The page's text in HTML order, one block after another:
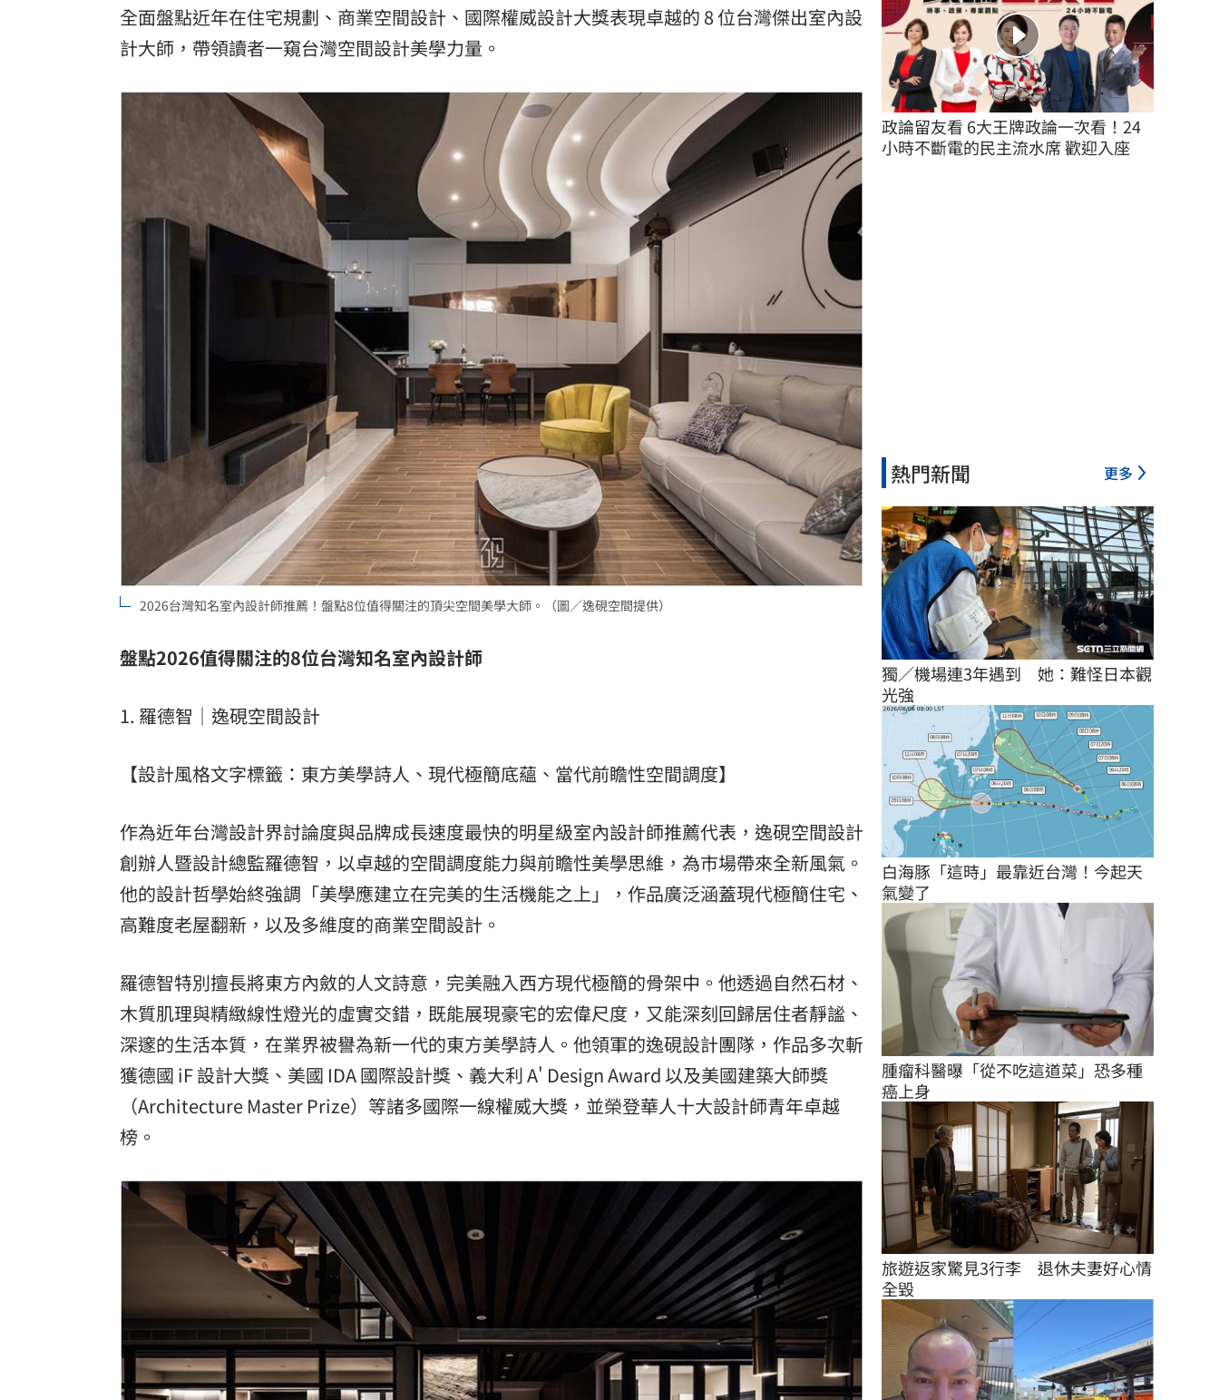
LIVE三立+24小時直播 15:27
三立iNEWS新聞台線上直播 18:00
理想混蛋號召粉絲跨海追星吃美食！ 18:15
全面盤點近年在住宅規劃、商業空間設計、國際權威設計大獎表現卓越的 8 位台灣傑出室內設
計大師，帶領讀者一窺台灣空間設計美學力量。
2026台灣知名室內設計師推薦！盤點8位值得關注的頂尖空間美學大師。（圖／逸硯空間提供）
盤點2026值得關注的8位台灣知名室內設計師
1. 羅德智｜逸硯空間設計
【設計風格文字標籤：東方美學詩人、現代極簡底蘊、當代前瞻性空間調度】
作為近年台灣設計界討論度與品牌成長速度最快的明星級室內設計師推薦代表，逸硯空間設計
創辦人暨設計總監羅德智，以卓越的空間調度能力與前瞻性美學思維，為市場帶來全新風氣。
他的設計哲學始終強調「美學應建立在完美的生活機能之上」，作品廣泛涵蓋現代極簡住宅、
高難度老屋翻新，以及多維度的商業空間設計。
羅德智特別擅長將東方內斂的人文詩意，完美融入西方現代極簡的骨架中。他透過自然石材、
木質肌理與精緻線性燈光的虛實交錯，既能展現豪宅的宏偉尺度，又能深刻回歸居住者靜謐、
深邃的生活本質，在業界被譽為新一代的東方美學詩人。他領軍的逸硯設計團隊，作品多次斬
獲德國 iF 設計大獎、美國 IDA 國際設計獎、義大利 A' Design Award 以及美國建築大師獎
（Architecture Master Prize）等諸多國際一線權威大獎，並榮登華人十大設計師青年卓越
榜。
政論留友看 6大王牌政論一次看！24
小時不斷電的民主流水席 歡迎入座
熱門新聞 更多
獨／機場連3年遇到　她：難怪日本觀
光強
白海豚「這時」最靠近台灣！今起天
氣變了
腫瘤科醫曝「從不吃這道菜」恐多種
癌上身
旅遊返家驚見3行李　退休夫妻好心情
全毀